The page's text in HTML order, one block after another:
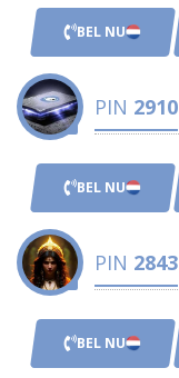
BEL NU
PIN 2910
BEL NU
PIN 2843
BEL NU